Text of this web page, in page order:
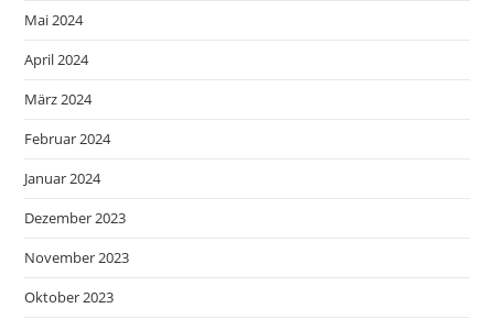
Mai 2024
April 2024
März 2024
Februar 2024
Januar 2024
Dezember 2023
November 2023
Oktober 2023